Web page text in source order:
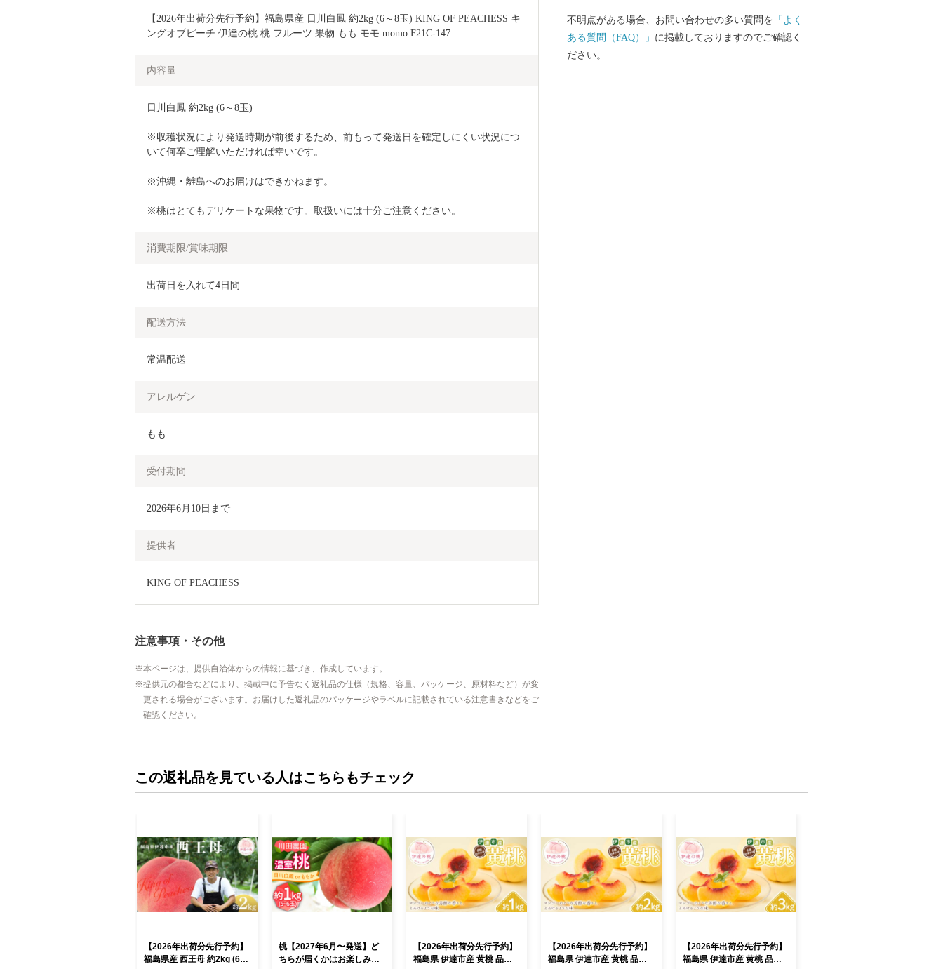
【2026年出荷分先行予約】福島県産 日川白鳳 約2kg (6～8玉) KING OF PEACHESS キ
ングオブピーチ 伊達の桃 桃 フルーツ 果物 もも モモ momo F21C-147
内容量
日川白鳳 約2kg (6～8玉)
※収穫状況により発送時期が前後するため、前もって発送日を確定しにくい状況につ
いて何卒ご理解いただければ幸いです。
※沖縄・離島へのお届けはできかねます。
※桃はとてもデリケートな果物です。取扱いには十分ご注意ください。
消費期限/賞味期限
出荷日を入れて4日間
配送方法
常温配送
アレルゲン
もも
受付期間
2026年6月10日まで
提供者
KING OF PEACHESS
注意事項・その他
本ページは、提供自治体からの情報に基づき、作成しています。
提供元の都合などにより、掲載中に予告なく返礼品の仕様（規格、容量、パッケージ、原材料など）が変
更される場合がございます。お届けした返礼品のパッケージやラベルに記載されている注意書きなどをご
確認ください。
不明点がある場合、お問い合わせの多い質問を 「よく
ある質問（FAQ）」 に掲載しておりますのでご確認く
ださい。
この返礼品を見ている人はこちらもチェック
【2026年出荷分先行予約】
福島県産 西王母 約2kg (6～
桃【2027年6月〜発送】ど
ちらが届くかはお楽しみ！
【2026年出荷分先行予約】
福島県 伊達市産 黄桃 品種
【2026年出荷分先行予約】
福島県 伊達市産 黄桃 品種
【2026年出荷分先行予約】
福島県 伊達市産 黄桃 品種